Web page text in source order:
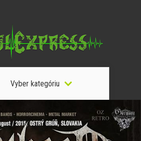
Vyber kategóriu